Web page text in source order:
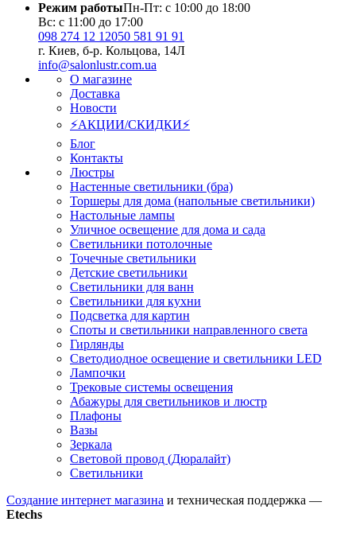
Режим работыПн-Пт: с 10:00 до 18:00
Вс: с 11:00 до 17:00
098 274 12 12050 581 91 91
г. Киев, б-р. Кольцова, 14Л
info@salonlustr.com.ua
О магазине
Доставка
Новости
⚡АКЦИИ/СКИДКИ⚡
Блог
Контакты
Люстры
Настенные светильники (бра)
Торшеры для дома (напольные светильники)
Настольные лампы
Уличное освещение для дома и сада
Светильники потолочные
Точечные светильники
Детские светильники
Светильники для ванн
Светильники для кухни
Подсветка для картин
Споты и светильники направленного света
Гирлянды
Светодиодное освещение и светильники LED
Лампочки
Трековые системы освещения
Абажуры для светильников и люстр
Плафоны
Вазы
Зеркала
Световой провод (Дюралайт)
Светильники
Создание интернет магазина и техническая поддержка —
Etechs